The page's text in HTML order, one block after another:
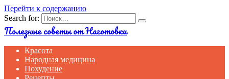
Перейти к содержанию
Search for:
Полезные советы от Наготовки
Красота
Народная медицина
Похудение